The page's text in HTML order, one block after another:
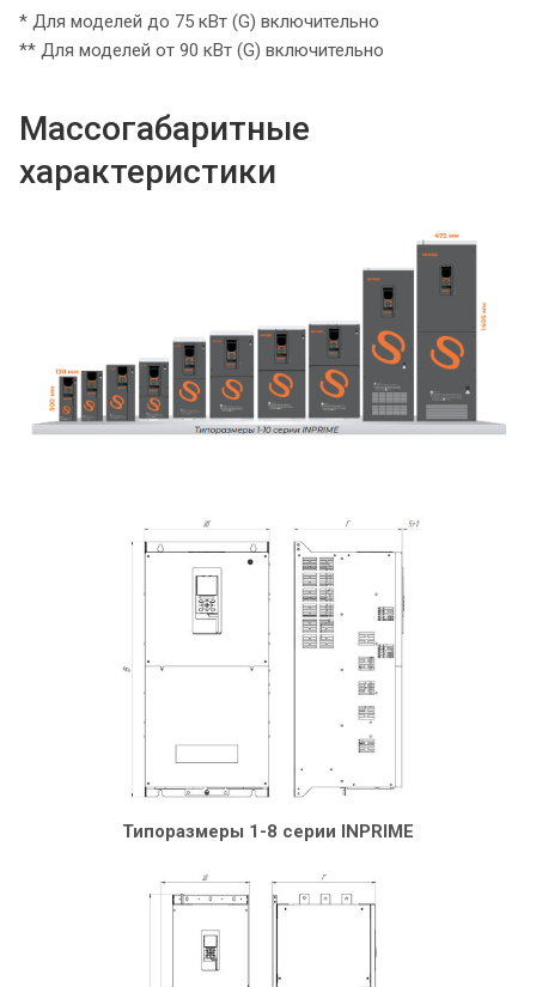
* Для моделей до 75 кВт (G) включительно
** Для моделей от 90 кВт (G) включительно
Массогабаритные
характеристики
Типоразмеры 1-8 серии INPRIME